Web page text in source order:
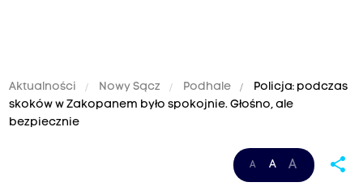
Aktualności Nowy Sącz Podhale
Policja: podczas
skoków w Zakopanem było spokojnie. Głośno, ale
bezpiecznie
A A A share